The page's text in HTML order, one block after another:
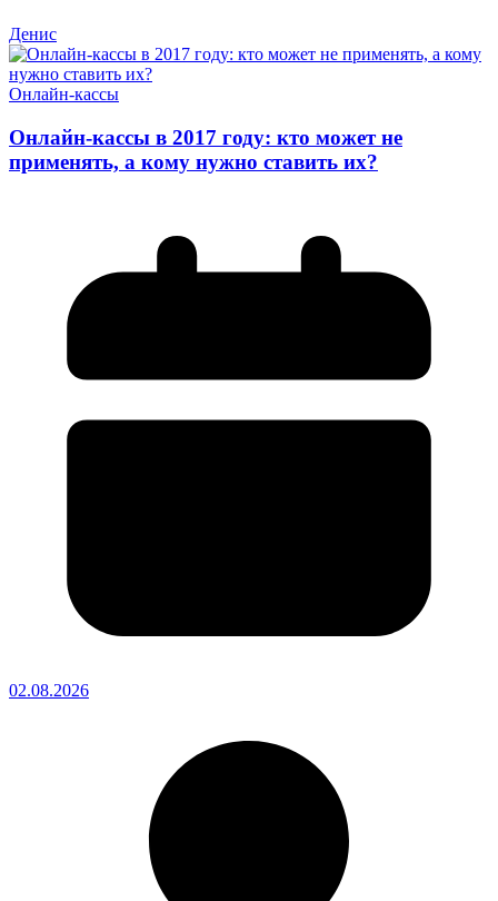
Денис
Онлайн-кассы
Онлайн-кассы в 2017 году: кто может не
применять, а кому нужно ставить их?
02.08.2026